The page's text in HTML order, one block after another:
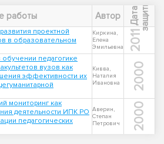
работы Автор Д
а
т
а
з
а
щ
и
т ы
проектной
в образовательном
Киркина,
Елена
Эмильевна
2011
педагогике
вузов как
эффективности их
Кивва,
Наталия
Ивановна
2000
мониторинг как
деятельности ИПК РО
педагогических
Аверин,
Степан
Петрович
2000